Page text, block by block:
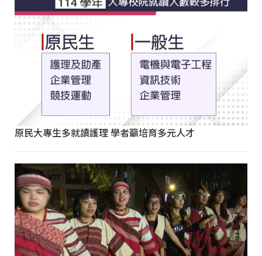
原民大專生多就讀護理 學者籲培育多元人才